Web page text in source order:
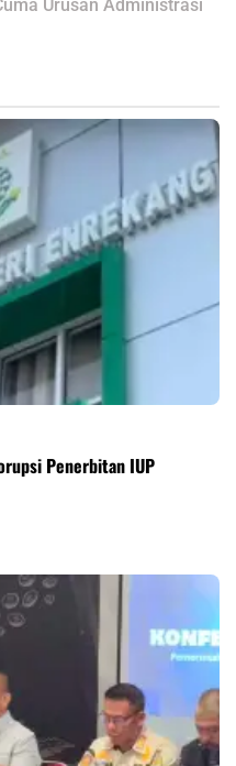
Urusan Administrasi
Penerbitan IUP